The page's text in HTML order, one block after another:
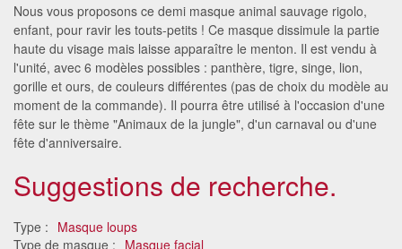
Nous vous proposons ce demi masque animal sauvage rigolo,
enfant, pour ravir les touts-petits ! Ce masque dissimule la partie
haute du visage mais laisse apparaître le menton. Il est vendu à
l'unité, avec 6 modèles possibles : panthère, tigre, singe, lion,
gorille et ours, de couleurs différentes (pas de choix du modèle au
moment de la commande). Il pourra être utilisé à l'occasion d'une
fête sur le thème "Animaux de la jungle", d'un carnaval ou d'une
fête d'anniversaire.
Suggestions de recherche.
Type : Masque loups
Type de masque : Masque facial